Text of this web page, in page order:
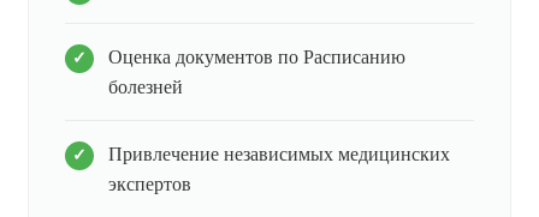
Оценка документов по Расписанию
болезней
Привлечение независимых медицинских
экспертов